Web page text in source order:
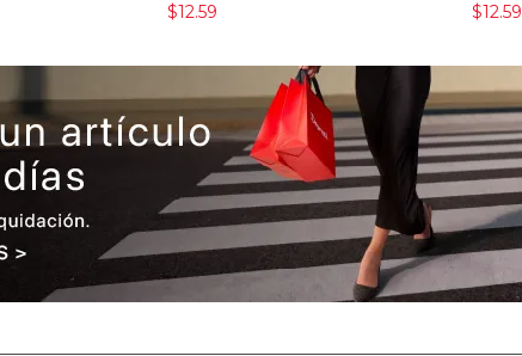
$12.59 $12.59